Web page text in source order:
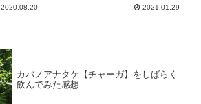
2020.08.20 2021.01.29
カバノアナタケ【チャーガ】をしばらく
飲んでみた感想